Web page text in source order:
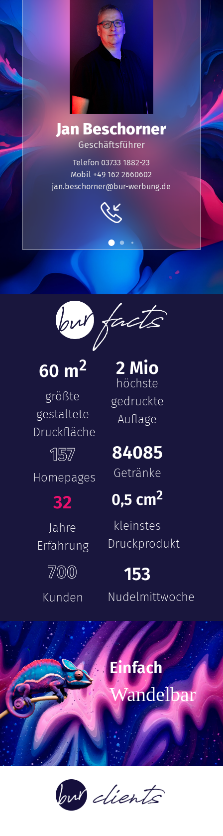
Jan Beschorner
Geschäftsführer
Telefon 03733 1882-23
Mobil +49 162 2660602
jan.beschorner@bur-werbung.de
60 m2
größte
gestaltete
Druckfläche
2 Mio
höchste
gedruckte
Auflage
157
Homepages
84085
Getränke
32
Jahre
Erfahrung
0,5 cm2
kleinstes
Druckprodukt
700
Kunden
153
Nudelmittwoche
Einfach
Wandelbar